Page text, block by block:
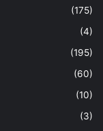
(175)
(4)
(195)
(60)
(10)
(3)